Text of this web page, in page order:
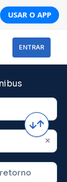
USAR O APP
ENTRAR